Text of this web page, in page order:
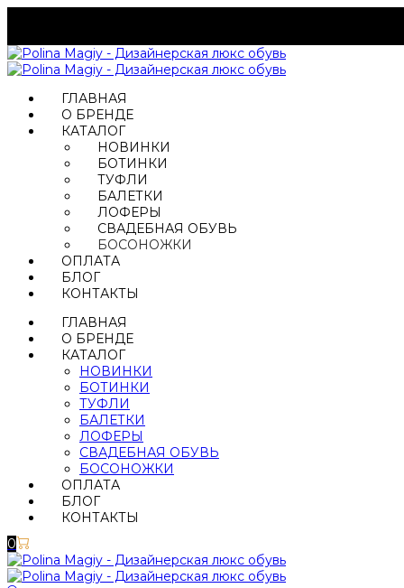
ГЛАВНАЯ
О БРЕНДЕ
КАТАЛОГ
НОВИНКИ
БОТИНКИ
ТУФЛИ
БАЛЕТКИ
ЛОФЕРЫ
СВАДЕБНАЯ ОБУВЬ
БОСОНОЖКИ
ОПЛАТА
БЛОГ
КОНТАКТЫ
ГЛАВНАЯ
О БРЕНДЕ
КАТАЛОГ
НОВИНКИ
БОТИНКИ
ТУФЛИ
БАЛЕТКИ
ЛОФЕРЫ
СВАДЕБНАЯ ОБУВЬ
БОСОНОЖКИ
ОПЛАТА
БЛОГ
КОНТАКТЫ
0